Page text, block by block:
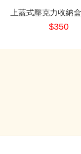
上蓋式壓克力收納
$350